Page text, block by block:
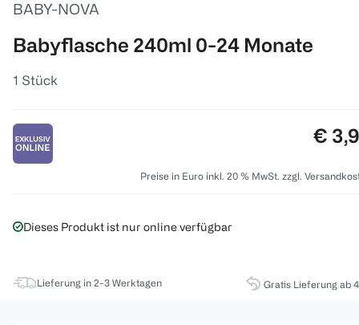
BABY-NOVA
Babyflasche 240ml 0-24 Monate
1 Stück
€
Preise in Euro inkl. 20 % MwSt. zzgl.
Dieses Produkt ist nur online verfügbar
Lieferung in 2-3 Werktagen Gratis Lieferung ab